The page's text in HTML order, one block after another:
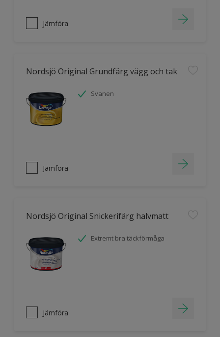
Jämföra
Nordsjö Original Grundfärg vägg och tak
Svanen
Jämföra
Nordsjö Original Snickerifärg halvmatt
Extremt bra täckförmåga
Jämföra